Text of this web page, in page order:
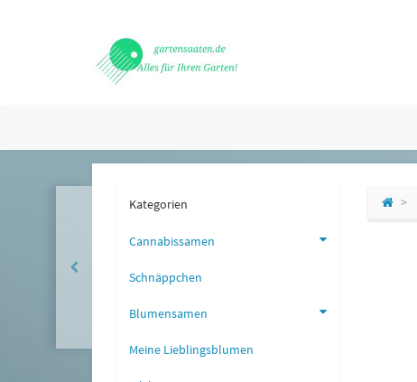
Kategorien
Cannabissamen
Schnäppchen
Blumensamen
Meine Lieblingsblumen